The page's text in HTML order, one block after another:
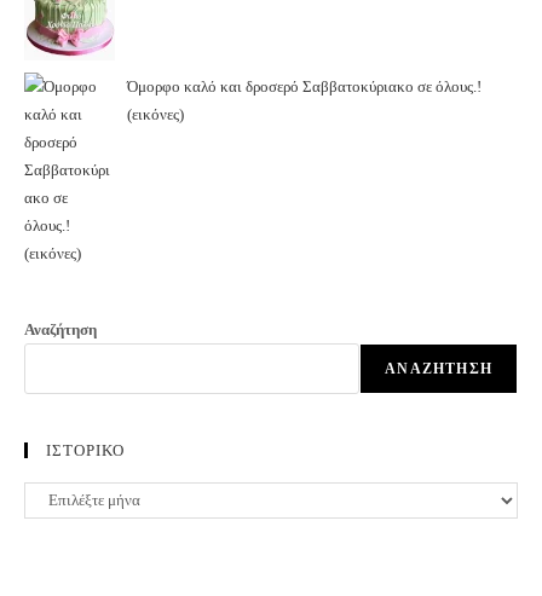
Όμορφο καλό και δροσερό Σαββατοκύριακο σε όλους.!
(εικόνες)
Αναζήτηση
ΑΝΑΖΉΤΗΣΗ
ΙΣΤΟΡΙΚΟ
ΙΣΤΟΡΙΚΟ